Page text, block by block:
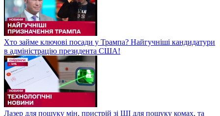
Хто займе ключові посади у Трампа? Найгучніші кандидатури
в адміністрацію президента США!
Лазер для пошуку мін, пристрій зі ШІ для пошуку комах, та